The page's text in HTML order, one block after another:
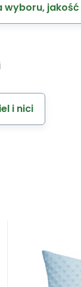
wyboru,
i nici
Minky
Podana